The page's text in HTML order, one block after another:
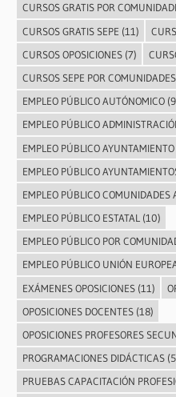
CURSOS GRATIS POR
CURSOS GRATIS SEPE (11)
CURSOS OPOSICIONES(7)
CURSOS SEPE POR
EMPLEO PÚBLICO AUTÓNOMICO
EMPLEO PÚBLICO
EMPLEO PÚBLICO AYUNTAMIENTO
EMPLEO PÚBLICO
EMPLEO PÚBLICO COMUNIDADES
EMPLEO PÚBLICO ESTATAL (10)
EMPLEO PÚBLICO POR
EMPLEO PÚBLICO UNIÓN
EXÁMENES OPOSICIONES(11)
OPOSICIONES DOCENTES(18)
OPOSICIONES PROFESORES
PROGRAMACIONES DIDÁCTICAS
PRUEBAS CAPACITACIÓN